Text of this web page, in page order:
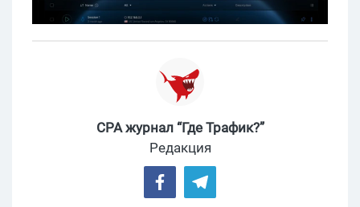
CPA журнал “Где Трафик?”
Редакция